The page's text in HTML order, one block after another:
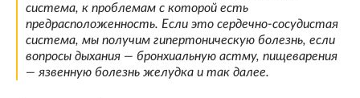
система, к проблемам с которой есть
предрасположенность. Если это сердечно-сосудистая
система, мы получим гипертоническую болезнь, если
вопросы дыхания — бронхиальную астму, пищеварения
— язвенную болезнь желудка и так далее.